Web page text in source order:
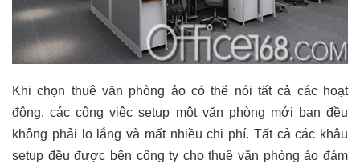
Khi chọn thuê văn phòng ảo có thể nói tất cả các hoạt
động, các công việc setup một văn phòng mới bạn đều
không phải lo lắng và mất nhiều chi phí. Tất cả các khâu
setup đều được bên công ty cho thuê văn phòng ảo đảm